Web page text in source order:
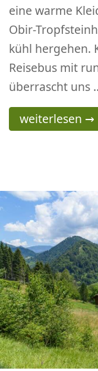
eine warme
Obir-
kühl hergehen.
Reisebus mit
überrascht uns
Obir-
weiterlesen →